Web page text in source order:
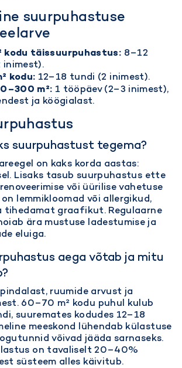
suurpuhastuse
kodu täissuurpuhastus: 8–12
inimest).
kodu: 12–18 tundi (2 inimest).
m²: 1 tööpäev (2–3 inimest),
ja köögialast.
suurpuhastust tegema?
on kaks korda aastas:
Lisaks tasub suurpuhastus ette
või üürilise vahetuse
on lemmikloomad või allergikud,
tihedamat graafikut. Regulaarne
ära mustuse ladestumise ja
eluiga.
aega võtab ja mitu
ruumide arvust ja
60–70 m² kodu puhul kulub
suuremates kodudes 12–18
meeskond lühendab külastuse
võivad jääda sarnaseks.
on tavaliselt 20–40%
süsteem alles käivitub.